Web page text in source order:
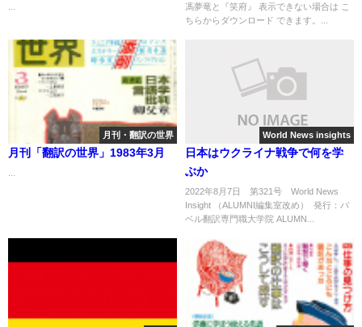
馮夢竜と『笑府』 表示できない場合は こ
ちらからダウンロード できます。...
月刊・翻訳の世界
月刊「翻訳の世界」1983年3月
World News insights
日本はウクライナ戦争で何を学
ぶか
2022年8月7日 第321号 World News
Insight （ALUMNI編集室改め） 発行：バ
ベル翻訳専門職大学院 ALUMN...